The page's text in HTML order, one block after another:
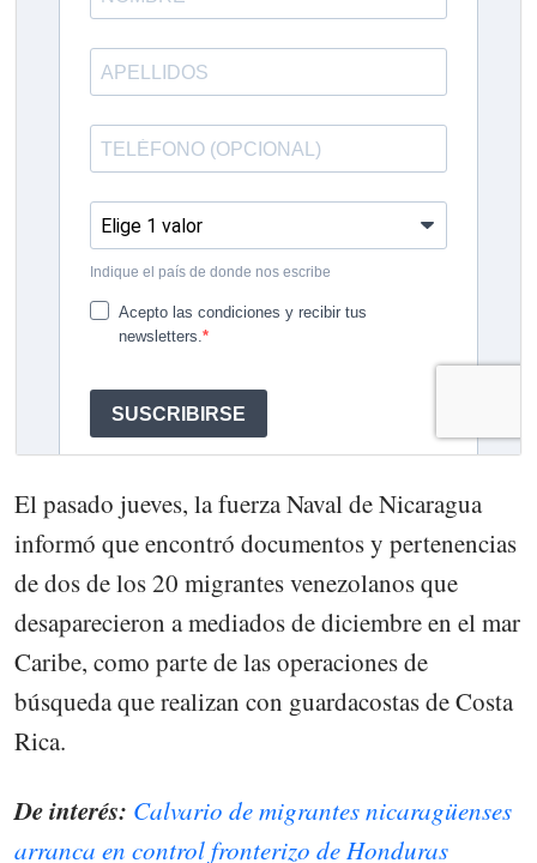
El pasado jueves, la fuerza Naval de Nicaragua
informó que encontró documentos y pertenencias
de dos de los 20 migrantes venezolanos que
desaparecieron a mediados de diciembre en el mar
Caribe, como parte de las operaciones de
búsqueda que realizan con guardacostas de Costa
Rica.
De interés: Calvario de migrantes nicaragüenses
arranca en control fronterizo de Honduras